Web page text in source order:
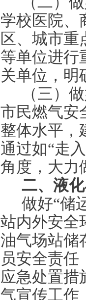
学校医院、
区、城市重
等单位进行
关单位，明
（三）
市民燃气安
整体水平，
通过如“走
角度，大力
二、液
做好“储
站内外安全
油气场站储
员安全责
应急处置措
气宣传工作